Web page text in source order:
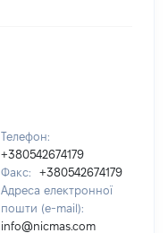
Телефон:
+380542674179
Факс:
+380542674179
Адреса електронної
пошти (e-mail):
info@nicmas.com